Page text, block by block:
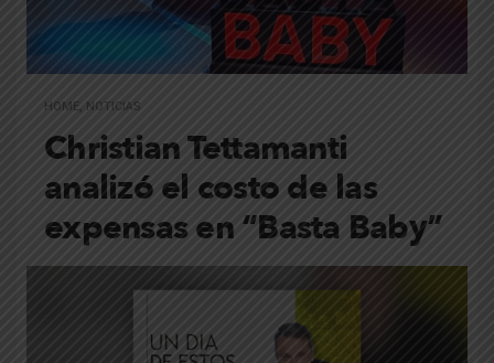
HOME, NOTICIAS
Christian Tettamanti
analizó el costo de las
expensas en “Basta Baby”